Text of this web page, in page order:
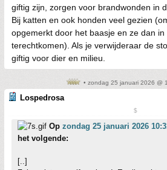
giftig zijn, zorgen voor brandwonden in
Bij katten en ook honden veel gezien
opgemerkt door het baasje en ze dan in
terechtkomen). Als je verwijderaar de
giftig voor dier en milieu.
• zondag 25 januari 2026 @
Lospedrosa
$
Op zondag 25 januari 2026
het volgende:
[..]